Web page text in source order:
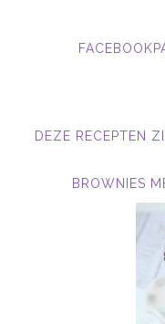
DEZE RECEPTEN
BROWNIES